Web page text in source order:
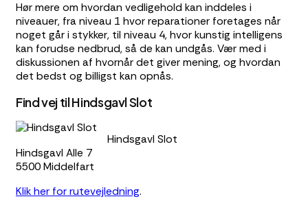
Hør mere om hvordan vedligehold kan inddeles i
niveauer, fra niveau 1 hvor reparationer foretages når
noget går i stykker, til niveau 4, hvor kunstig intelligens
kan forudse nedbrud, så de kan undgås. Vær med i
diskussionen af hvornår det giver mening, og hvordan
det bedst og billigst kan opnås.
Find vej til Hindsgavl Slot
Hindsgavl Slot
Hindsgavl Alle 7
5500 Middelfart
Klik her for rutevejledning.